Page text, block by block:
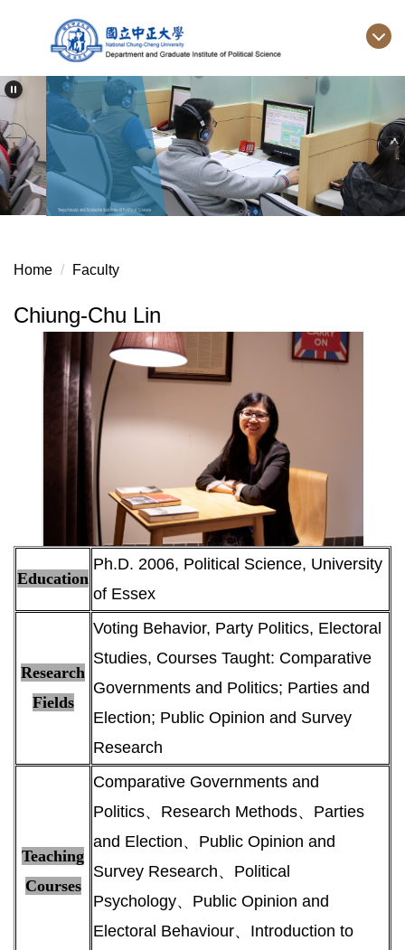
main
content
block
Home Faculty
Chiung-Chu Lin
Education
Ph.D. 2006, Political Science, University
of Essex
Research
Fields
Voting Behavior, Party Politics, Electoral
Studies, Courses Taught: Comparative
Governments and Politics; Parties and
Election; Public Opinion and Survey
Research
Teaching
Courses
Comparative Governments and
Politics、Research Methods、Parties
and Election、Public Opinion and
Survey Research、Political
Psychology、Public Opinion and
Electoral Behaviour、Introduction to